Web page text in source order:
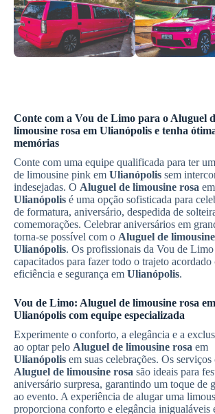
Conte com a Vou de Limo para o Aluguel
limousine rosa em Ulianópolis e tenha
memórias
Conte com uma equipe qualificada para ter
de limousine pink em Ulianópolis sem
indesejadas. O Aluguel de limousine rosa em
Ulianópolis é uma opção sofisticada para
de formatura, aniversário, despedida de
comemorações. Celebrar aniversários em
torna-se possível com o Aluguel de
Ulianópolis. Os profissionais da Vou de Limo
capacitados para fazer todo o trajeto acordado
eficiência e segurança em Ulianópolis.
Vou de Limo: Aluguel de limousine rosa em
Ulianópolis com equipe especializada
Experimente o conforto, a elegância e a
ao optar pelo Aluguel de limousine rosa em
Ulianópolis em suas celebrações. Os serviços
Aluguel de limousine rosa são ideais para
aniversário surpresa, garantindo um toque de
ao evento. A experiência de alugar uma
proporciona conforto e elegância inigualáveis